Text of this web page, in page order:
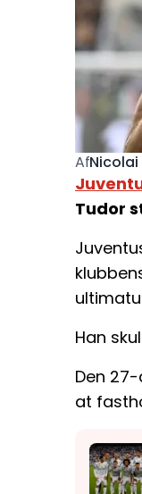
AfNicolai
Tudor
Han
Den
at